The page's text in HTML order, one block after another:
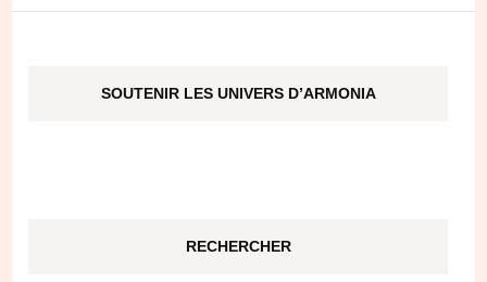
SOUTENIR LES UNIVERS D’ARMONIA
RECHERCHER